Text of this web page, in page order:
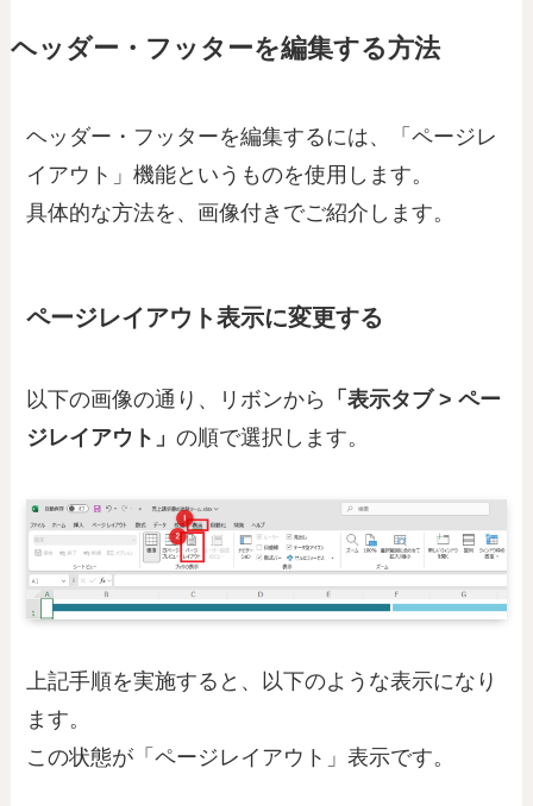
ヘッダー・フッターを編集する方法
ヘッダー・フッターを編集するには、「ページレ
イアウト」機能というものを使用します。
具体的な方法を、画像付きでご紹介します。
ページレイアウト表示に変更する
以下の画像の通り、リボンから
「表示タブ > ペー
ジレイアウト」の順で選択します。
上記手順を実施すると、以下のような表示になり
ます。
この状態が「ページレイアウト」表示です。